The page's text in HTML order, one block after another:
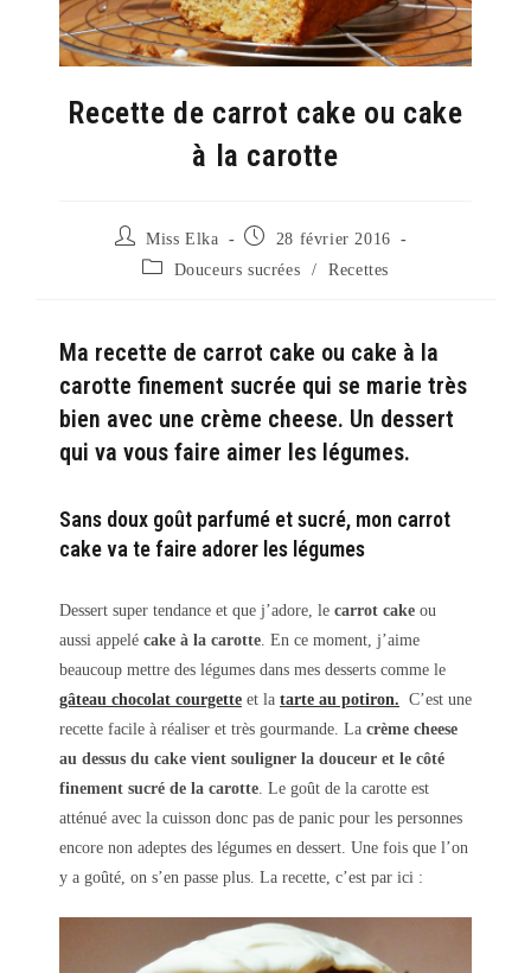
Recette de carrot cake ou cake
à la carotte
Auteur/autrice
Miss Elka
Publication
28 février 2016
Post
Douceurs sucrées / Recettes
Ma recette de carrot cake ou cake à la
carotte finement sucrée qui se marie très
bien avec une crème cheese. Un dessert
qui va vous faire aimer les légumes.
Sans doux goût parfumé et sucré, mon carrot
cake va te faire adorer les légumes
Dessert super tendance et que j’adore, le carrot cake ou
aussi appelé cake à la carotte . En ce moment, j’aime
beaucoup mettre des légumes dans mes desserts comme le
gâteau chocolat courgette et la tarte au potiron. C’est une
recette facile à réaliser et très gourmande. La crème cheese
au dessus du cake vient souligner la douceur et le côté
finement sucré de la carotte . Le goût de la carotte est
atténué avec la cuisson donc pas de panic pour les personnes
encore non adeptes des légumes en dessert. Une fois que l’on
y a goûté, on s’en passe plus. La recette, c’est par ici :